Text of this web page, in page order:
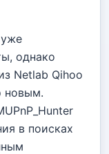
однако
Netlab Qihoo
новым.
в поисках